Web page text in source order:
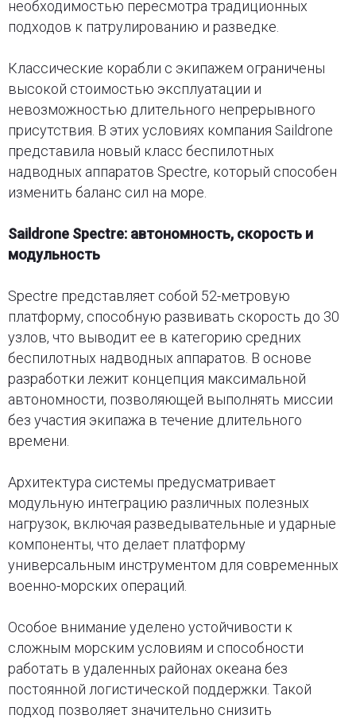
необходимостью пересмотра традиционных
подходов к патрулированию и разведке.
Классические корабли с экипажем ограничены
высокой стоимостью эксплуатации и
невозможностью длительного непрерывного
присутствия. В этих условиях компания Saildrone
представила новый класс беспилотных
надводных аппаратов Spectre, который способен
изменить баланс сил на море.
Saildrone Spectre: автономность, скорость и
модульность
Spectre представляет собой 52-метровую
платформу, способную развивать скорость до 30
узлов, что выводит ее в категорию средних
беспилотных надводных аппаратов. В основе
разработки лежит концепция максимальной
автономности, позволяющей выполнять миссии
без участия экипажа в течение длительного
времени.
Архитектура системы предусматривает
модульную интеграцию различных полезных
нагрузок, включая разведывательные и ударные
компоненты, что делает платформу
универсальным инструментом для современных
военно-морских операций.
Особое внимание уделено устойчивости к
сложным морским условиям и способности
работать в удаленных районах океана без
постоянной логистической поддержки. Такой
подход позволяет значительно снизить